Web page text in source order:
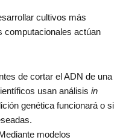
cultivos más
computacionales actúan
de cortar el ADN de una
usan análisis in
genética funcionará o si
modelos